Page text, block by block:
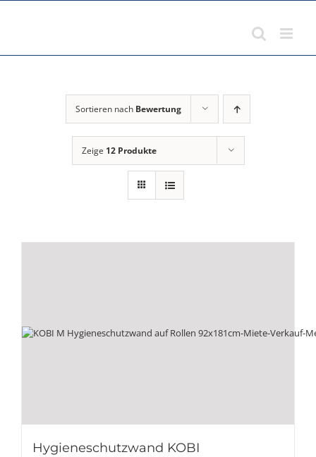
Sortieren nach Bewertung
Zeige 12 Produkte
Hygieneschutzwand KOBI